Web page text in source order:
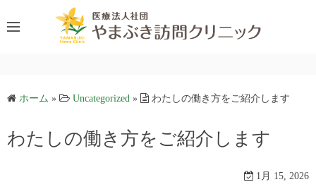
ン
へ
キ
ホーム » Uncategorized » わたしの働き方をご紹介します
わたしの働き方をご紹介します
1月 15, 2026